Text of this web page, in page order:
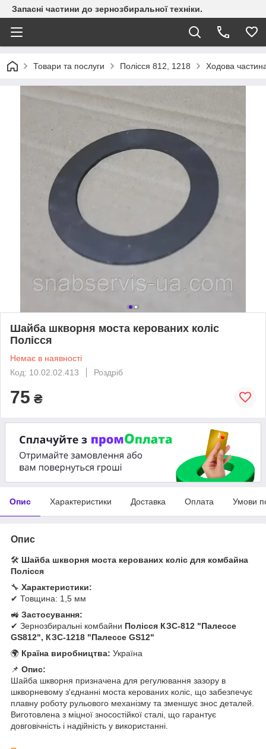
Запасні частини до зернозбиральної техніки.
Товари та послуги Полісся 812, 1218 Ходова
Шайба шкворня моста керованих коліс
Полісся
Немає в наявності
Код: 10.02.02.413
Роздріб
75 ₴
Опис Характеристики Доставка Оплата Умови
Опис
🛠 Шайба шкворня моста керованих коліс для комбайна
Полісся
🔧 Характеристики:
✔ Товщина: 1,5 мм
🚜 Застосування:
✔ Зернозбиральні комбайни Полісся КЗС-812 "Палессе
GS812", КЗС-1218 "Палессе GS12"
🌍 Країна виробництва: Україна
📌 Опис:
Шайба шкворня призначена для регулювання зазору в
шкворневому з'єднанні моста керованих коліс, що забезпечує
плавну роботу рульового механізму та зменшує знос деталей.
Виготовлена з міцної зносостійкої сталі, що гарантує
довговічність і надійність у використанні.